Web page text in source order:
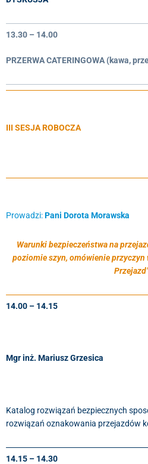
13.30 – 14.00
PRZERWA CATERINGOWA (kawa,
III SESJA ROBOCZA
Prowadzi:Pani Dorota Morawska
Warunki bezpieczeństwa na
poziomie szyn, omówienie przyczyn
14.00 – 14.15
Mgr inż. Mariusz Grzesica
Katalog rozwiązań bezpiecznych
rozwiązań oznakowania przejazdów
14.15 – 14.30